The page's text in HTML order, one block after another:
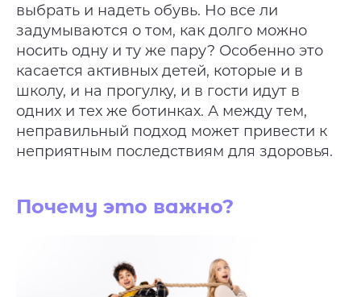
выбрать и надеть обувь. Но все ли
задумываются о том, как долго можно
носить одну и ту же пару? Особенно это
касается активных детей, которые и в
школу, и на прогулку, и в гости идут в
одних и тех же ботинках. А между тем,
неправильный подход может привести к
неприятным последствиям для здоровья.
Почему это важно?